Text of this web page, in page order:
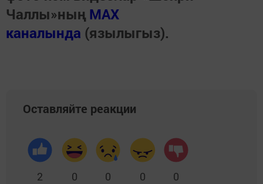
Чаллы»ның MAX
каналында (язылыгыз).
Оставляйте реакции
2 0 0 0 0